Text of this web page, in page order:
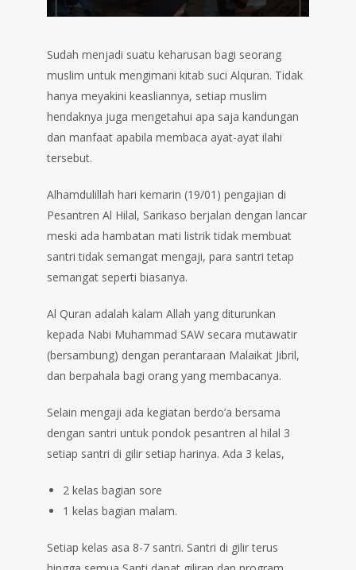
Sudah menjadi suatu keharusan bagi seorang
muslim untuk mengimani kitab suci Alquran. Tidak
hanya meyakini keasliannya, setiap muslim
hendaknya juga mengetahui apa saja kandungan
dan manfaat apabila membaca ayat-ayat ilahi
tersebut.⁣⁣⁣⁣⁣⁣⁣
Alhamdulillah hari kemarin (19/01) pengajian di
Pesantren Al Hilal, Sarikaso berjalan dengan lancar
meski ada hambatan mati listrik tidak membuat
santri tidak semangat mengaji, para santri tetap
semangat seperti biasanya.⁣
Al Quran adalah kalam Allah yang diturunkan
kepada Nabi Muhammad SAW secara mutawatir
(bersambung) dengan perantaraan Malaikat Jibril,
dan berpahala bagi orang yang membacanya.⁣⁣⁣⁣⁣⁣⁣
Selain mengaji ada kegiatan berdo’a bersama
dengan santri untuk pondok pesantren al hilal 3
setiap santri di gilir setiap harinya. Ada 3 kelas, ⁣⁣⁣⁣⁣
2 kelas bagian sore ⁣⁣⁣⁣⁣
1 kelas bagian malam.⁣⁣⁣⁣⁣
Setiap kelas asa 8-7 santri. Santri di gilir terus